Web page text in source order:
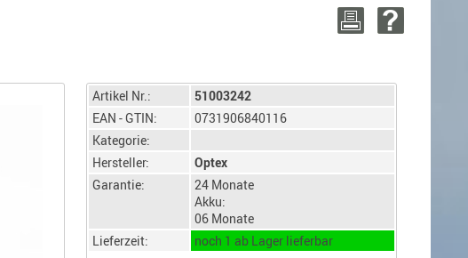
Artikel Nr.:
51003242
EAN - GTIN:
0731906840116
Kategorie:
Hersteller:
Optex
Garantie:
24 Monate
Akku:
06 Monate
Lieferzeit:
noch 1 ab Lager lieferbar